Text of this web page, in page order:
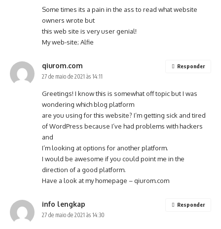
Some times its a pain in the ass to read what website
owners wrote but
this web site is very user genial!
My web-site; Alfie
qiurom.com
27 de maio de 2021 às 14:11
Greetings! I know this is somewhat off topic but I was
wondering which blog platform
are you using for this website? I’m getting sick and tired
of WordPress because I’ve had problems with hackers
and
I’m looking at options for another platform.
I would be awesome if you could point me in the
direction of a good platform.
Have a look at my homepage –qiurom.com
Responder
info lengkap
27 de maio de 2021 às 14:30
Responder